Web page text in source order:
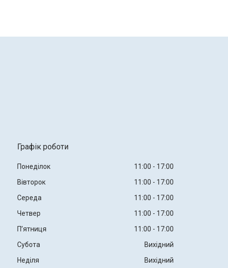
Графік роботи
Понеділок 11:00
17:00
Вівторок
11:00
17:00
Середа
11:00
17:00
Четвер
11:00
17:00
Пʼятниця
11:00
17:00
Субота
Вихідний
Неділя
Вихідний